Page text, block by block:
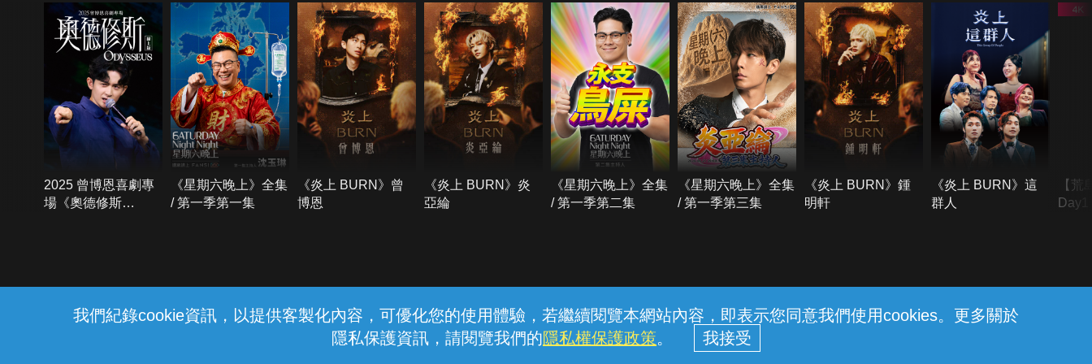
我們紀錄cookie資訊，以提供客製化內容，可優化您的使用體驗，若繼續閱覽本網站內容，即表示您同意我們使用cookies。更多關於
隱私保護資訊，請閱覽我們的隱私權保護政策。
2025 曾博恩喜劇專
場《奧德修斯
《星期六晚上》全集
/ 第一季第一集
《炎上 BURN》曾
博恩
《炎上 BURN》炎
亞綸
《星期六晚上》全集
/ 第一季第二集
《星期六晚上》全集
/ 第一季第三集
《炎上 BURN》鍾
明軒
《炎上 BURN》這
群人
【荒
線上客服 服務條款 隱私權保護
中華電信股份有限公司個人家庭分公司 (統一編號：96979949) © 2026